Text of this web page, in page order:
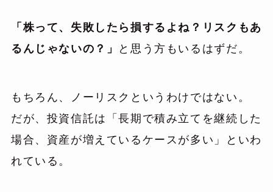
「株って、失敗したら損するよね？リスクもあ
るんじゃないの？」
と思う方もいるはずだ。
もちろん、ノーリスクというわけではない。
だが、投資信託は「長期で積み立てを継続した
場合、資産が増えているケースが多い」といわ
れている。